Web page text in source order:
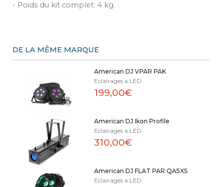
- Poids du kit complet: 4 kg.
DE LA MÊME MARQUE
American DJ VPAR PAK
Eclairages a LED
199,00€
American DJ Ikon Profile
Eclairages a LED
310,00€
American DJ FLAT PAR QA5XS
Eclairages a LED